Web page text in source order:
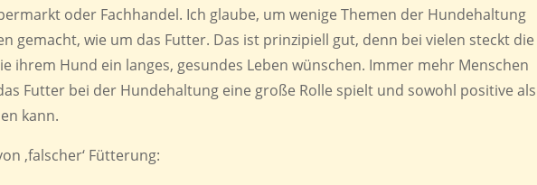
oder Fachhandel. Ich glaube, um wenige Themen der Hundehaltung
gemacht, wie um das Futter. Das ist prinzipiell gut, denn bei vielen steckt die
ihrem Hund ein langes, gesundes Leben wünschen. Immer mehr Menschen
Futter bei der Hundehaltung eine große Rolle spielt und sowohl positive als
kann.
‚falscher‘ Fütterung: